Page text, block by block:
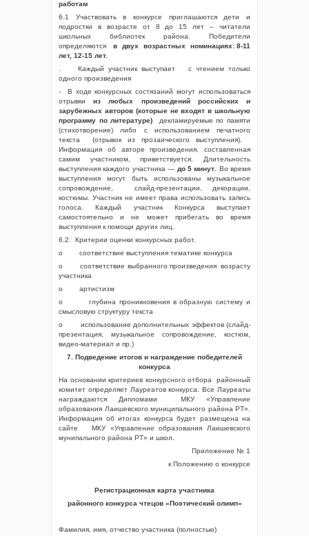
работам
6.1 Участвовать в конкурсе приглашаются дети и
подростки в возрасте от 8 до 15 лет – читатели
школьных библиотек района. Победители
определяютсяв двух возрастных номинациях: 8-11
лет, 12-15 лет.
. Каждый участник выступает с чтением только
одного произведения
- В ходе конкурсных состязаний могут использоваться
отрывкииз любых произведений российских и
зарубежных авторов (которые не входят в школьную
программу по литературе) декламируемые по памяти
(стихотворение) либо с использованием печатного
текста (отрывок из прозаического выступления).
Информация об авторе произведения, составленная
самим участником, приветствуется. Длительность
выступления каждого участника — до 5 минут . Во время
выступления могут быть использованы музыкальное
сопровождение, слайд-презентации, декорации,
костюмы. Участник не имеет права использовать запись
голоса. Каждый участник Конкурса выступает
самостоятельно и не может прибегать во время
выступления к помощи других лиц.
6.2. Критерии оценки конкурсных работ.
o соответствие выступления тематике конкурса
o соответствие выбранного произведения возрасту
участника
o артистизм
o глубина проникновения в образную систему и
смысловую структуру текста
o использование дополнительных эффектов (слайд-
презентация, музыкальное сопровождение, костюм,
видео-материал и пр.)
7. Подведение итогов и награждение победителей
конкурса
На основании критериев конкурсного отбора районный
комитет определяет Лауреатов конкурса. Все Лауреаты
награждаются Дипломами МКУ «Управление
образования Лаишевского муниципального района РТ».
Информация об итогах конкурса будет размещена на
сайте МКУ «Управление образования Лаишевского
мунипального района РТ» и школ.
Приложение № 1
к Положению о конкурсе
Регистрационная карта участника
районного конкурса чтецов «Поэтический олимп»
Фамилия, имя, отчество участника (полностью)